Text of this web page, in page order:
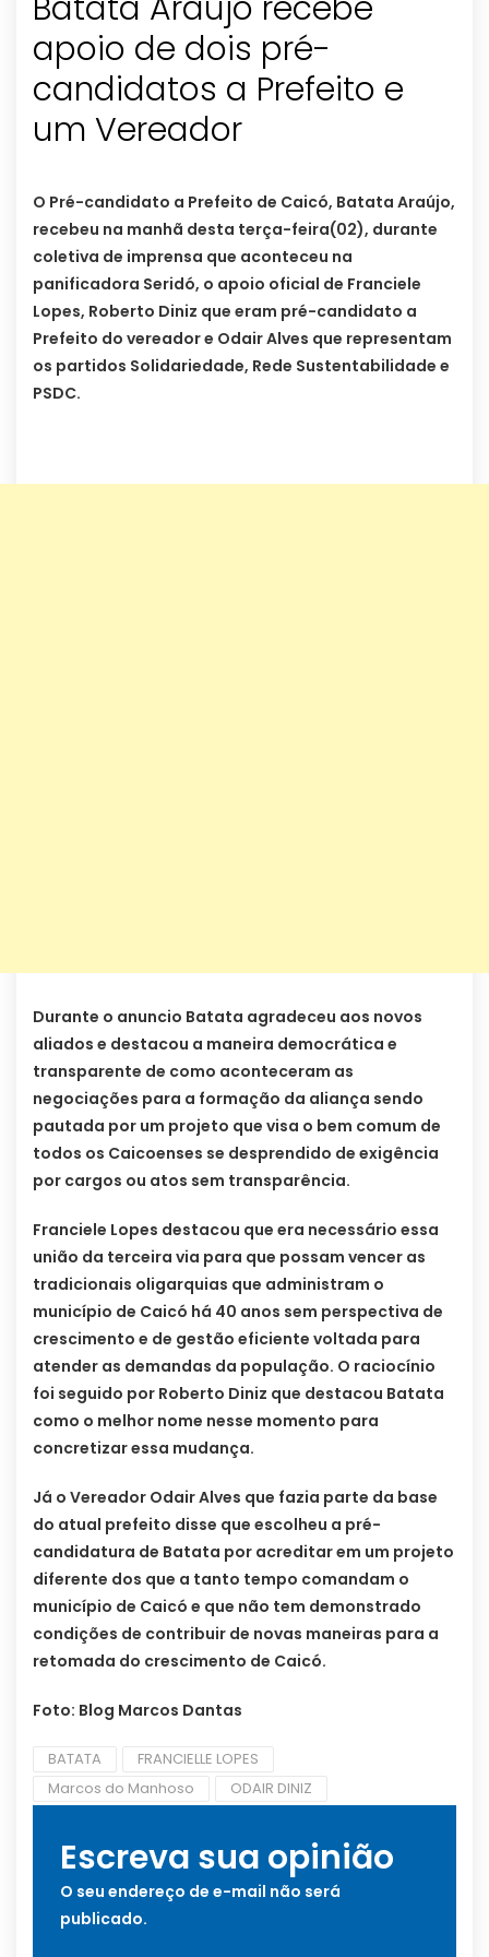
apoio de dois pré-
candidatos a Prefeito e
um Vereador
O Pré-candidato a Prefeito de Caicó, Batata Araújo,
recebeu na manhã desta terça-feira(02), durante
coletiva de imprensa que aconteceu na
panificadora Seridó, o apoio oficial de Franciele
Lopes, Roberto Diniz que eram pré-candidato a
Prefeito do vereador e Odair Alves que representam
os partidos Solidariedade, Rede Sustentabilidade e
PSDC.
Durante o anuncio Batata agradeceu aos novos
aliados e destacou a maneira democrática e
transparente de como aconteceram as
negociações para a formação da aliança sendo
pautada por um projeto que visa o bem comum de
todos os Caicoenses se desprendido de exigência
por cargos ou atos sem transparência.
Franciele Lopes destacou que era necessário essa
união da terceira via para que possam vencer as
tradicionais oligarquias que administram o
município de Caicó há 40 anos sem perspectiva de
crescimento e de gestão eficiente voltada para
atender as demandas da população. O raciocínio
foi seguido por Roberto Diniz que destacou Batata
como o melhor nome nesse momento para
concretizar essa mudança.
Já o Vereador Odair Alves que fazia parte da base
do atual prefeito disse que escolheu a pré-
candidatura de Batata por acreditar em um projeto
diferente dos que a tanto tempo comandam o
município de Caicó e que não tem demonstrado
condições de contribuir de novas maneiras para a
retomada do crescimento de Caicó.
Foto: Blog Marcos Dantas
BATATA
FRANCIELLE LOPES
Marcos do Manhoso
ODAIR DINIZ
Escreva sua opinião
O seu endereço de e-mail não será
publicado.